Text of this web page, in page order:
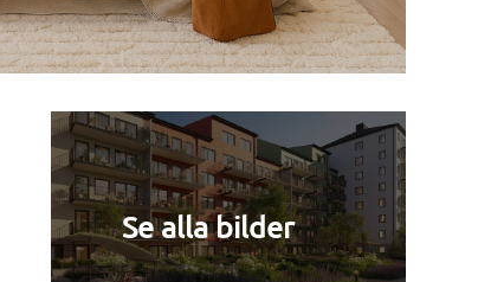
Se alla bilder